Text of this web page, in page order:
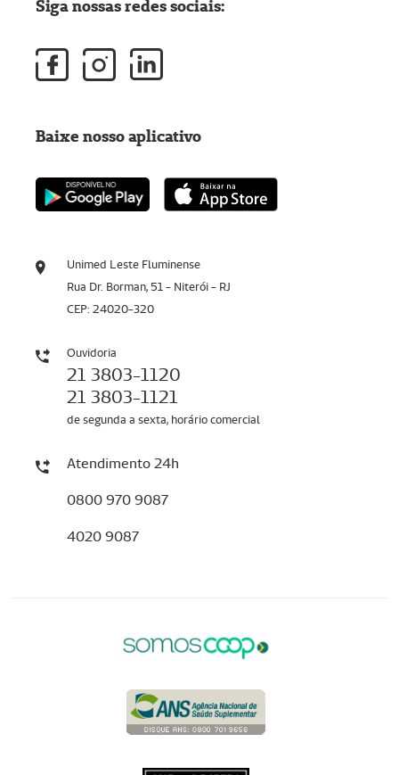
Unimed Leste Fluminense
Rua Dr. Borman, 51 - Niterói - RJ
CEP: 24020-320
Ouvidoria
21 3803-1120
21 3803-1121
de segunda a sexta, horário comercial
Atendimento 24h
0800 970 9087
4020 9087
Siga nossas redes sociais:
Baixe nosso aplicativo